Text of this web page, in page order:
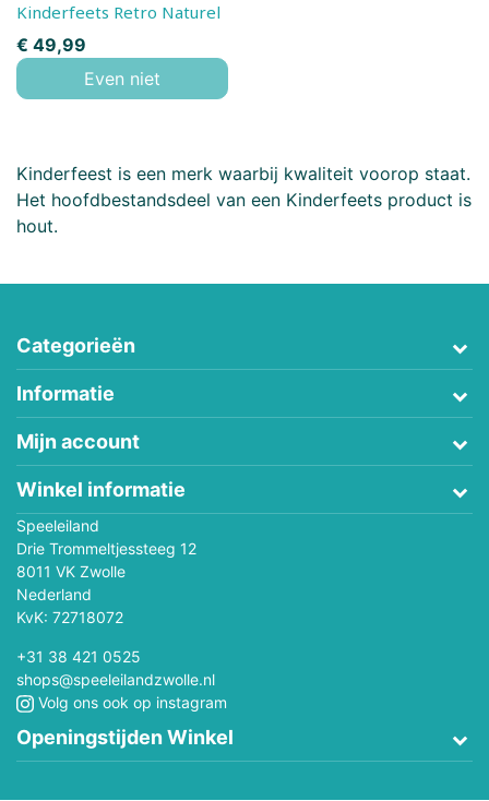
Kinderfeets Retro Naturel
Prijs
€ 49,99
Even niet
Kinderfeest is een merk waarbij kwaliteit voorop staat.
Het hoofdbestandsdeel van een Kinderfeets product is
hout.
Categorieën
Informatie
Mijn account
Winkel informatie
Speeleiland
Drie Trommeltjessteeg 12
8011 VK Zwolle
Nederland
KvK: 72718072
+31 38 421 0525
shops@speeleilandzwolle.nl
Volg ons ook op instagram
Openingstijden Winkel